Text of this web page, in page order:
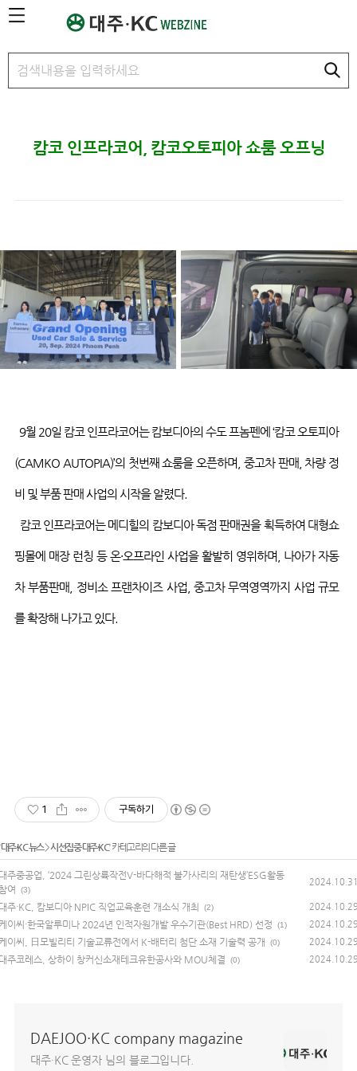
본문 바로가기
캄코 인프라코어, 캄코오토피아 쇼룸 오프닝
9월 20일 캄코 인프라코어는 캄보디아의 수도 프놈펜에 ‘캄코 오토피아
(CAMKO AUTOPIA)’의 첫번째 쇼룸을 오픈하며 중고차 판매 차량 정
비 및 부품 판매 사업의 시작을 알렸다.
캄코 인프라코어는메디힐의 캄보디아 독점 판매권을 획득하여 대형쇼
핑몰에 매장 런칭 등 온·오프라인 사업을 활발히 영위하며 나아가 자동
차 부품판매 정비소 프랜차이즈 사업 중고차 무역영역까지 사업 규모
를 확장해 나가고 있다.
1 구독하기
대주·KC 뉴스>시선집중 대주·KC' 카테고리의 다른 글
주중공업, ‘2024 그린상륙작전V-바다해적 불가사리의 재탄생’ESG활동
여
(3)
주·KC, 캄보디아 NPIC 직업교육훈련 개소식 개최 (2)
이씨·한국알루미나 2024년 인적자원개발 우수기관(Best HRD) 선정 (1)
이씨, 日모빌리티 기술교류전에서 K-배터리 첨단 소재 기술력 공개 (0)
주코레스, 상하이 창커신소재테크유한공사와 MOU체결 (0)
DAEJOO·KC company magazine
대주·KC 운영자 님의 블로그입니다.